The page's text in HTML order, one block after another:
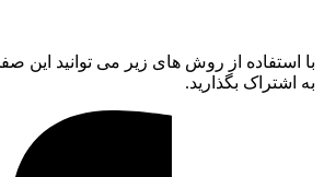
با استفاده از روش های زیر می توانید این
به اشتراک بگذارید.